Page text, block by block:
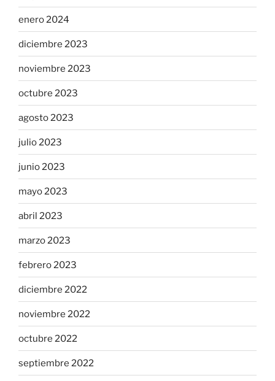
enero 2024
diciembre 2023
noviembre 2023
octubre 2023
agosto 2023
julio 2023
junio 2023
mayo 2023
abril 2023
marzo 2023
febrero 2023
diciembre 2022
noviembre 2022
octubre 2022
septiembre 2022